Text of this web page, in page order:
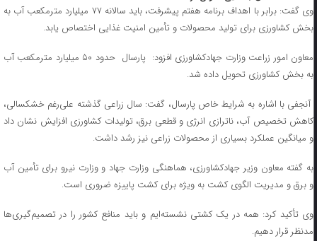
وی گفت: برابر با اهداف برنامه هفتم پیشرفت، باید سالانه ۷۷ میلیارد مترمکعب آب به
بخش کشاورزی برای تولید محصولات و تأمین امنیت غذایی اختصاص یابد.
معاون امور زراعت وزارت جهادکشاورزی افزود: پارسال حدود ۵۰ میلیارد مترمکعب آب
به بخش کشاورزی تحویل داده شد.
آنجفی با اشاره به شرایط خاص پارسال، گفت: سال زراعی گذشته علی‌رغم خشکسالی،
کاهش تخصیص آب، ناترازی انرژی و قطعی برق، تولیدات کشاورزی افزایش نشان داد
و میانگین عملکرد بسیاری از محصولات زراعی نیز رشد داشت.
به گفته معاون وزیر جهادکشاورزی، هماهنگی وزارت جهاد و وزارت نیرو برای تأمین آب
و برق و مدیریت الگوی کشت به ویژه برای کشت پاییزه ضروری است.
وی تأکید کرد: همه در یک کشتی نشسته‌ایم و باید منافع کشور را در تصمیم‌گیری‌ها
مدنظر قرار دهیم.